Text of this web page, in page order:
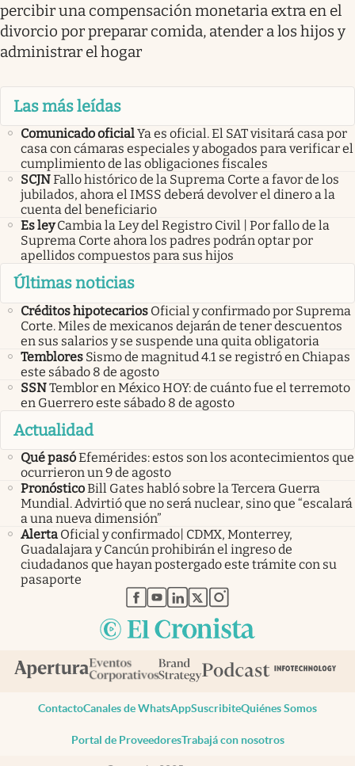
percibir una compensación monetaria extra en el
divorcio por preparar comida, atender a los hijos y
administrar el hogar
Las más leídas
Comunicado oficialYa es oficial. El SAT visitará casa por
casa con cámaras especiales y abogados para verificar el
cumplimiento de las obligaciones fiscales
SCJNFallo histórico de la Suprema Corte a favor de los
jubilados, ahora el IMSS deberá devolver el dinero a la
cuenta del beneficiario
Es ley Cambia la Ley del Registro Civil | Por fallo de la
Suprema Corte ahora los padres podrán optar por
apellidos compuestos para sus hijos
Últimas noticias
Créditos hipotecarios Oficial y confirmado por Suprema
Corte. Miles de mexicanos dejarán de tener descuentos
en sus salarios y se suspende una quita obligatoria
Temblores Sismo de magnitud 4.1 se registró en Chiapas
este sábado 8 de agosto
SSNTemblor en México HOY: de cuánto fue el terremoto
en Guerrero este sábado 8 de agosto
Actualidad
Qué pasóEfemérides: estos son los acontecimientos que
ocurrieron un 9 de agosto
PronósticoBill Gates habló sobre la Tercera Guerra
Mundial. Advirtió que no será nuclear, sino que “escalará
a una nueva dimensión”
Alerta Oficial y confirmado| CDMX, Monterrey,
Guadalajara y Cancún prohibirán el ingreso de
ciudadanos que hayan postergado este trámite con su
pasaporte
abre en nueva pestaña
abre en nueva pestaña
abre en nueva pestaña
abre en nueva pestaña
abre en nueva pestaña
ContactoCanales de WhatsAppSuscribiteQuiénes Somos
Portal de ProveedoresTrabajá con nosotros